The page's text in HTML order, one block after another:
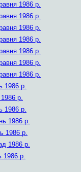
1986 р.
1986 р.
1986 р.
1986 р.
1986 р.
1986 р.
1986 р.
1986 р.
р.
1986 р.
1986 р.
1986 р.
1986 р.
1986 р.